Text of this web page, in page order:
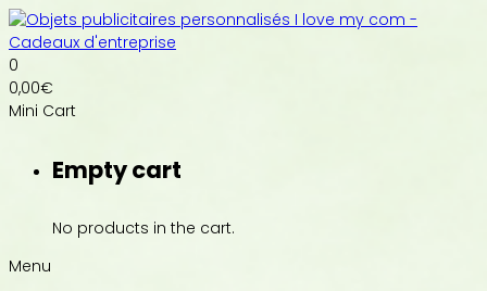
0
0,00€
Mini Cart
Empty cart
No products in the cart.
Menu